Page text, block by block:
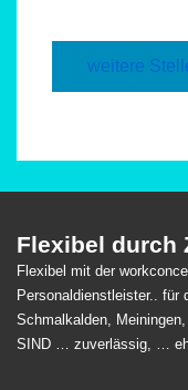
weitere
Flexibel durch
Flexibel mit der
Personaldienstleister.. für
Schmalkalden,
SIND … zuverlässig, …